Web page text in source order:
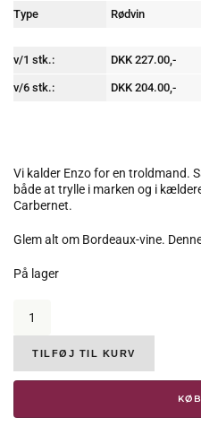
Type Rødvin
v/1 stk.: DKK 227.00,-
v/6 stk.: DKK 204.00,-
Vi kalder Enzo for en troldmand.
både at trylle i marken og i
Carbernet.
Glem alt om Bordeaux-vine.
På lager
Boglietti,
Langhe
Cabernet,
DOC,
2016,
%
TILFØJ TIL KURV